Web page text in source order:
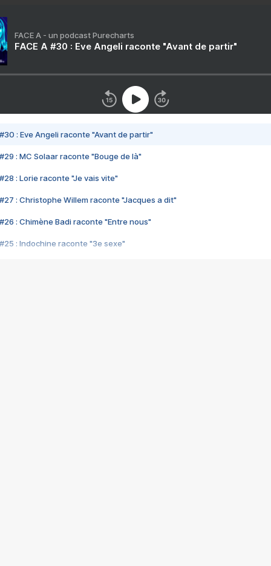
FACE A - un podcast Purecharts
FACE A #30 : Eve Angeli raconte "Avant de partir"
#30 : Eve Angeli raconte "Avant de partir"
#29 : MC Solaar raconte "Bouge de là"
#28 : Lorie raconte "Je vais vite"
#27 : Christophe Willem raconte "Jacques a dit"
#26 : Chimène Badi raconte "Entre nous"
#25 : Indochine raconte "3e sexe"